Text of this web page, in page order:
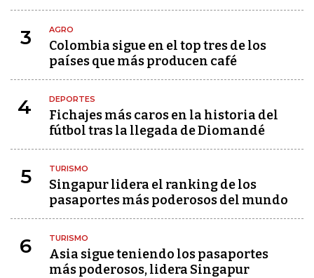
3 AGRO
Colombia sigue en el top tres de los
países que más producen café
4 DEPORTES
Fichajes más caros en la historia del
fútbol tras la llegada de Diomandé
5 TURISMO
Singapur lidera el ranking de los
pasaportes más poderosos del mundo
6 TURISMO
Asia sigue teniendo los pasaportes
más poderosos, lidera Singapur